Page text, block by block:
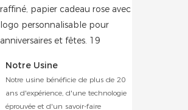
Notre Usine
Notre usine bénéficie de plus de 20
ans d'expérience, d'une technologie
éprouvée et d'un savoir-faire